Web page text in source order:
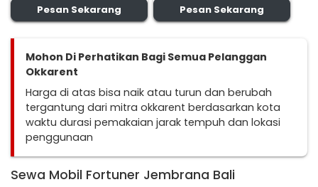
Pesan Sekarang Pesan Sekarang
Mohon Di Perhatikan Bagi Semua Pelanggan
Okkarent
Harga di atas bisa naik atau turun dan berubah
tergantung dari mitra okkarent berdasarkan kota
waktu durasi pemakaian jarak tempuh dan lokasi
penggunaan
Sewa Mobil Fortuner Jembrana Bali